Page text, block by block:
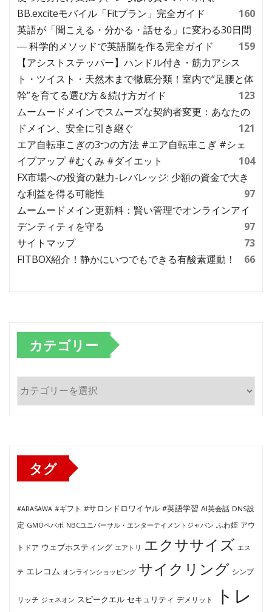
BB.exciteモバイル「Fitプラン」完全ガイド
160
英語が「聞こえる・分かる・話せる」に変わる30日間
― 科学的メソッドで英語脳を作る完全ガイド
159
【アシストステッパー】ハンドル付き・筋力アシス
ト・ツイスト・天然木まで徹底分類！室内で“足腰と体
幹”を育てる選び方＆続け方ガイド
123
ムームードメインでスムーズな契約者変更：あなたの
ドメイン、安全に引き継ぐ
121
エア自転車こぎの3つの方法 #エア自転車こぎ #シェ
イプアップ #むくみ #ダイエット
104
FX市場への投資の魅力-レバレッジ: 少額の資金で大き
な利益を得る可能性
97
ムームードメイン更新料：賢い管理でオンラインアイ
デンティティを守る
97
サイトマップ
73
FITBOX紹介！静かにいつでもできる有酸素運動！
66
カテゴリー
カ
タグ
#ARASAWA #ギフト #サロンドロワイヤル #英語学習 AI英会話 DNS設
定 GMOペパボ NBCユニバーサル・エンターテイメントジャパン ふわ姫 アウ
トドア ウェブホスティング エアトリ エクササイズ エス
テ エレコム オンラインショッピング サイクリング シンプ
リッチ ジェネオン スピークエル セキュリティ デメリット
トレ